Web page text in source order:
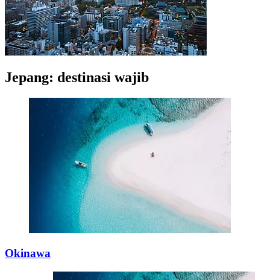
Jepang: destinasi wajib
Okinawa